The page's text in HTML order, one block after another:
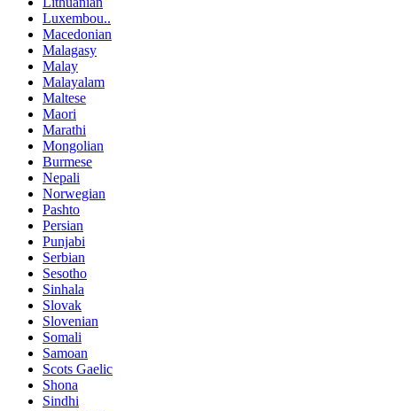
Luxembou..
Macedonian
Malagasy
Malay
Malayalam
Maltese
Maori
Marathi
Mongolian
Burmese
Nepali
Norwegian
Pashto
Persian
Punjabi
Serbian
Sesotho
Sinhala
Slovak
Slovenian
Somali
Samoan
Scots Gaelic
Shona
Sindhi